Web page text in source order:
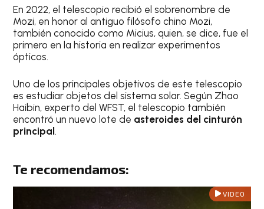
En 2022, el telescopio recibió el sobrenombre de
Mozi, en honor al antiguo filósofo chino Mozi,
también conocido como Micius, quien, se dice, fue el
primero en la historia en realizar experimentos
ópticos.
Uno de los principales objetivos de este telescopio
es estudiar objetos del sistema solar. Según Zhao
Haibin, experto del WFST, el telescopio también
encontró un nuevo lote de asteroides del cinturón
principal.
Te recomendamos:
VIDEO